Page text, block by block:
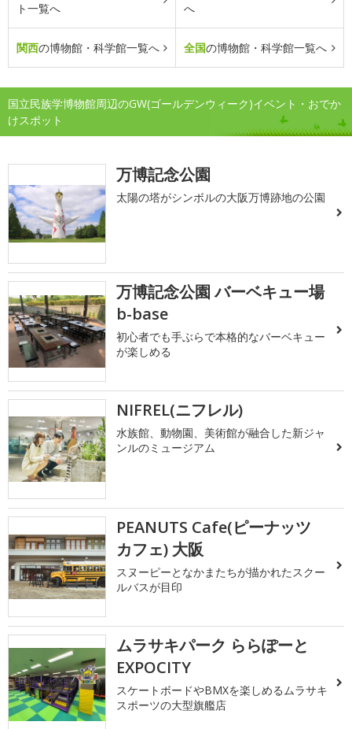
ト一覧へ
へ
関西の博物館・科学館一覧へ 全国の博物館・科学館一覧へ
国立民族学博物館周辺のGW(ゴールデンウィーク)イベント・おでか
けスポット
万博記念公園
太陽の塔がシンボルの大阪万博跡地の公園
万博記念公園 バーベキュー場
b-base
初心者でも手ぶらで本格的なバーベキュー
が楽しめる
NIFREL(ニフレル)
水族館、動物園、美術館が融合した新ジャ
ンルのミュージアム
PEANUTS Cafe(ピーナッツ
カフェ) 大阪
スヌーピーとなかまたちが描かれたスクー
ルバスが目印
ムラサキパーク ららぽーと
EXPOCITY
スケートボードやBMXを楽しめるムラサキ
スポーツの大型旗艦店